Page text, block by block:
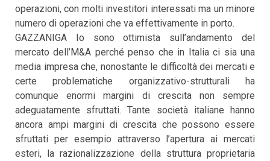
operazioni, con molti investitori interessati ma un minore
numero di operazioni che va effettivamente in porto.
GAZZANIGA Io sono ottimista sull’andamento del
mercato dell’M&A perché penso che in Italia ci sia una
media impresa che, nonostante le difficoltà dei mercati e
certe problematiche organizzativo-strutturali ha
comunque enormi margini di crescita non sempre
adeguatamente sfruttati. Tante società italiane hanno
ancora ampi margini di crescita che possono essere
sfruttati per esempio attraverso l’apertura ai mercati
esteri, la razionalizzazione della struttura proprietaria